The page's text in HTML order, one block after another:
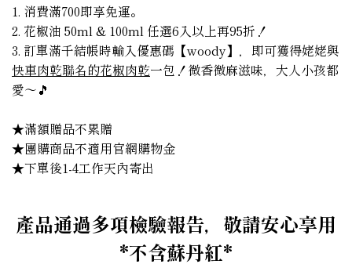
1. 消費滿700即享免運。
2. 花椒油 50ml & 100ml 任選6入以上再95折！
3. 訂單滿千結帳時輸入優惠碼【woody】，即可獲得姥姥與
快車肉乾聯名的花椒肉乾一包！微香微麻滋味，大人小孩都
愛～🎵
★滿額贈品不累贈
★團購商品不適用官網購物金
★下單後1-4工作天內寄出
產品通過多項檢驗報告，敬請安心享用
*不含蘇丹紅*